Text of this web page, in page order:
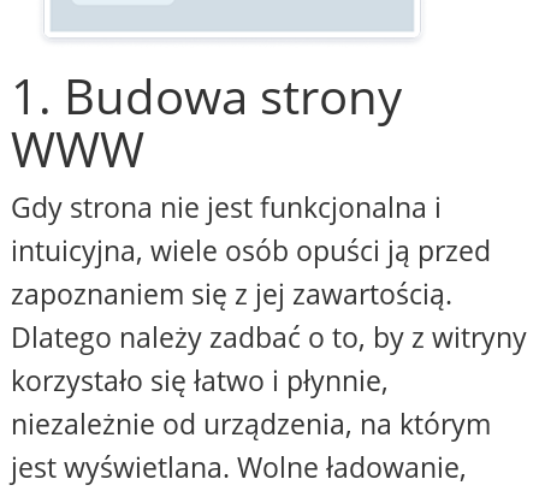
1. Budowa strony
WWW
Gdy strona nie jest funkcjonalna i
intuicyjna, wiele osób opuści ją przed
zapoznaniem się z jej zawartością.
Dlatego należy zadbać o to, by z witryny
korzystało się łatwo i płynnie,
niezależnie od urządzenia, na którym
jest wyświetlana. Wolne ładowanie,